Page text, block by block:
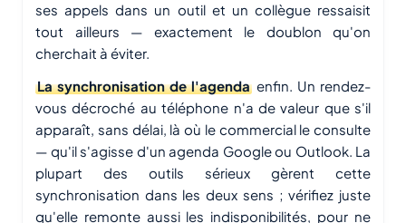
ses appels dans un outil et un collègue ressaisit
tout ailleurs — exactement le doublon qu'on
cherchait à éviter.
La synchronisation de l'agendaenfin. Un rendez-
vous décroché au téléphone n'a de valeur que s'il
apparaît, sans délai, là où le commercial le consulte
— qu'il s'agisse d'un agenda Google ou Outlook. La
plupart des outils sérieux gèrent cette
synchronisation dans les deux sens ; vérifiez juste
qu'elle remonte aussi les indisponibilités, pour ne